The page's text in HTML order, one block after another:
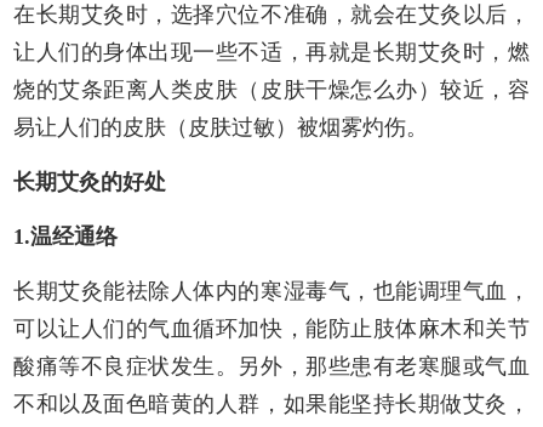
在长期艾灸时，选择穴位不准确，就会在艾灸以后，
让人们的身体出现一些不适，再就是长期艾灸时，燃
烧的艾条距离人类皮肤（皮肤干燥怎么办）较近，容
易让人们的皮肤（皮肤过敏）被烟雾灼伤。
长期艾灸的好处
1.温经通络
长期艾灸能祛除人体内的寒湿毒气，也能调理气血，
可以让人们的气血循环加快，能防止肢体麻木和关节
酸痛等不良症状发生。另外，那些患有老寒腿或气血
不和以及面色暗黄的人群，如果能坚持长期做艾灸，